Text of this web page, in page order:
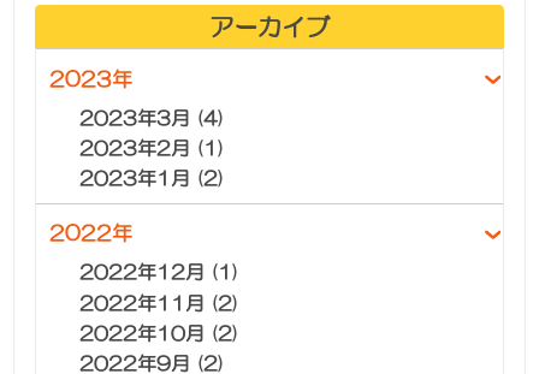
アーカイブ
2023年
2023年3月 (4)
2023年2月 (1)
2023年1月 (2)
2022年
2022年12月 (1)
2022年11月 (2)
2022年10月 (2)
2022年9月 (2)